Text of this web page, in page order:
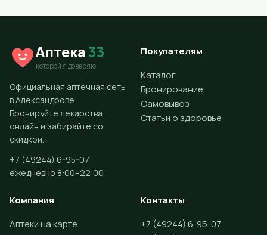
Аптека33
которой я доверяю
Официальная аптечная сеть
в Александрове.
Бронируйте лекарства
онлайн и забирайте со
скидкой.
+7 (49244) 6-95-07 ·
ежедневно 8:00–22:00
Покупателям
Каталог
Бронирование
Самовывоз
Статьи о здоровье
Компания
Аптеки на карте
Контакты
+7 (49244) 6-95-07